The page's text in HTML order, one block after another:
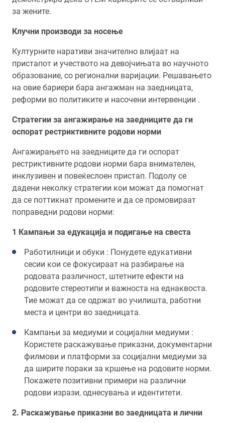
за жените.
Клучни производи за носење
Културните наративи значително влијаат на
пристапот и учеството на девојчињата во научното
образование, со регионални варијации. Решавањето
на овие бариери бара ангажман на заедницата,
реформи во политиките и насочени интервенции .
Стратегии за ангажирање на заедниците да ги
оспорат рестриктивните родови норми
Ангажирањето на заедниците да ги оспорат
рестриктивните родови норми бара внимателен,
инклузивен и повеќеслоен пристап. Подолу се
дадени неколку стратегии кои можат да помогнат
да се поттикнат промените и да се промовираат
поправедни родови норми:
1 Кампањи за едукација и подигање на свеста
Работилници и обуки : Понудете едукативни
сесии кои се фокусираат на разбирање на
родовата различност, штетните ефекти на
родовите стереотипи и важноста на еднаквоста.
Тие можат да се одржат во училишта, работни
места и центри во заедницата.
Кампањи за медиуми и социјални медиуми :
Користете раскажување приказни, документарни
филмови и платформи за социјални медиуми за
да ширите пораки за кршење на родовите норми.
Покажете позитивни примери на различни
родови изрази, однесувања и идентитети.
2. Раскажување приказни во заедницата и лични